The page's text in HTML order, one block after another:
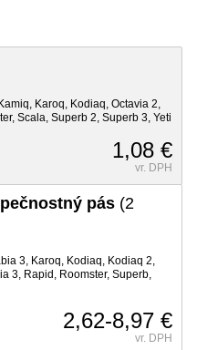
Karoq, Kodiaq, Octavia 2,
Scala, Superb 2, Superb 3, Yeti
1,08 €
vr. DPH
pás (2
3, Karoq, Kodiaq, Kodiaq 2,
3, Rapid, Roomster, Superb,
2,62-8,97 €
vr. DPH